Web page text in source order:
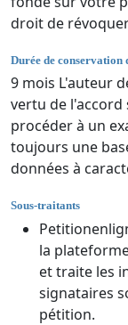
droit de
Durée de conservation
9 mois L'auteur
vertu de l'accord
procéder à un
toujours une
données à
Sous-traitants
la
et traite les
signataires
pétition.